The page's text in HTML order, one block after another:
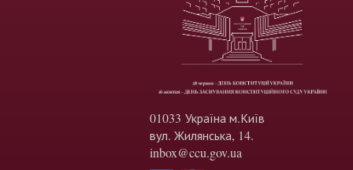
01033 Україна м.Київ
вул. Жилянська, 14.
inbox@ccu.gov.ua